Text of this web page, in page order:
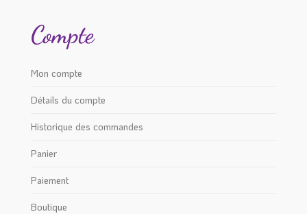
Compte
Mon compte
Détails du compte
Historique des commandes
Panier
Paiement
Boutique